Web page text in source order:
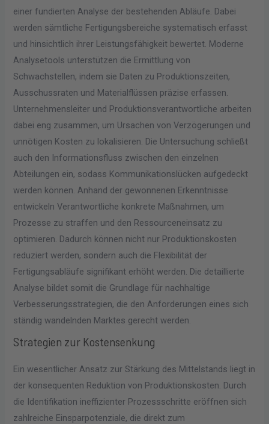
einer fundierten Analyse der bestehenden Abläufe. Dabei
werden sämtliche Fertigungsbereiche systematisch erfasst
und hinsichtlich ihrer Leistungsfähigkeit bewertet. Moderne
Analysetools unterstützen die Ermittlung von
Schwachstellen, indem sie Daten zu Produktionszeiten,
Ausschussraten und Materialflüssen präzise erfassen.
Unternehmensleiter und Produktionsverantwortliche arbeiten
dabei eng zusammen, um Ursachen von Verzögerungen und
unnötigen Kosten zu lokalisieren. Die Untersuchung schließt
auch den Informationsfluss zwischen den einzelnen
Abteilungen ein, sodass Kommunikationslücken aufgedeckt
werden können. Anhand der gewonnenen Erkenntnisse
entwickeln Verantwortliche konkrete Maßnahmen, um
Prozesse zu straffen und den Ressourceneinsatz zu
optimieren. Dadurch können nicht nur Produktionskosten
reduziert werden, sondern auch die Flexibilität der
Fertigungsabläufe signifikant erhöht werden. Die detaillierte
Analyse bildet somit die Grundlage für nachhaltige
Verbesserungsstrategien, die den Anforderungen eines sich
ständig wandelnden Marktes gerecht werden.
Strategien zur Kostensenkung
Ein wesentlicher Ansatz zur Stärkung des Mittelstands liegt in
der konsequenten Reduktion von Produktionskosten. Durch
die Identifikation ineffizienter Prozessschritte eröffnen sich
zahlreiche Einsparpotenziale, die direkt zum